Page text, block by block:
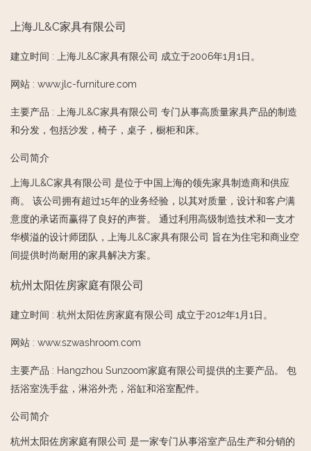
上海JL&C家具有限公司
建立时间 : 上海JL&C家具有限公司 成立于2006年1月1日。
网站 : www.jlc-furniture.com
主要产品 :
上海JL&C家具有限公司 专门从事高质量家具产品的制造
和分发，包括沙发，椅子，桌子，橱柜和床。
公司简介
上海JL&C家具有限公司 是位于中国上海的领先家具制造商和供应
商。 该公司拥有超过15年的业务经验，以其对质量，设计和客户满
意度的承诺而赢得了良好的声誉。 通过利用高级制造技术和一支才
华横溢的设计师团队，上海JL&C家具有限公司 旨在为住宅和商业空
间提供时尚耐用的家具解决方案。
杭州太阳佐房家庭有限公司
建立时间 : 杭州太阳佐房家庭有限公司 成立于2012年1月1日。
网站 : www.szwashroom.com
主要产品 : Hangzhou Sunzoom家庭有限公司提供的主要产品。 包
括浴室洗手盆，淋浴外壳，浴缸和浴室配件。
公司简介
杭州太阳佐房家庭有限公司 是一家专门从事浴室产品生产和分销的